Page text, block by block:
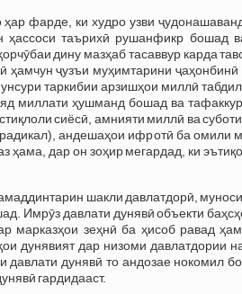
фарде, ки худро узви
ҳассоси таърихӣ рушанфикр бошад
дину мазҳаб тасаввур карда
ҷузъи муҳимтарини
таркибии арзишҳои миллӣ табдил
миллати ҳушманд бошад ва
сиёсӣ, амнияти миллӣ ва
андешаҳои ифротӣ ба омили
ҳама, дар он зоҳир мегардад, ки
шакли давлатдорӣ,
Имрӯз давлати дунявӣ объекти
марказҳои зеҳнӣ ба ҳисоб равад
дунявият дар низоми давлатдории
дунявӣ то андозае нокомил
гардидааст.